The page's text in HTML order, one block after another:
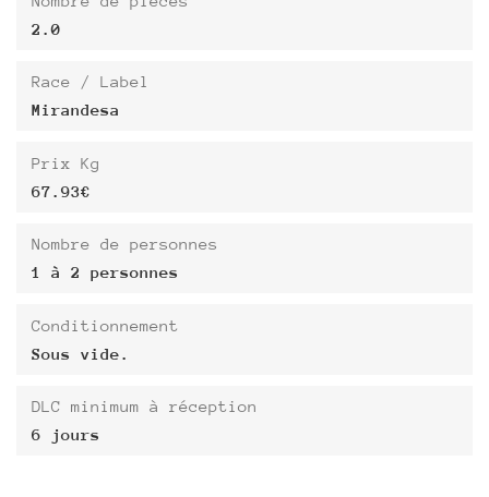
2.0
Race / Label
Mirandesa
Prix Kg
67.93€
Nombre de personnes
1 à 2 personnes
Conditionnement
Sous vide.
DLC minimum à réception
6 jours